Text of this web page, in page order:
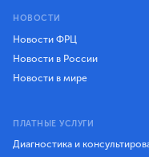
НОВОСТИ
Новости ФРЦ
Новости в России
Новости в мире
ПЛАТНЫЕ УСЛУГИ
Диагностика и